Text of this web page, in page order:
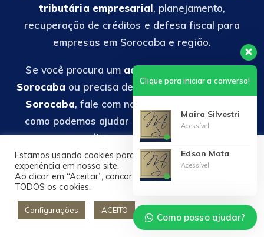
tributária empresarial, planejamento,
recuperação de créditos e defesa fiscal para
empresas em Sorocaba e região.
Se você procura um advogado tributarista
Sorocaba ou precisa de
consultoria tributária
Sorocaba, fale com nossa equipe e entenda
como podemos ajudar sua empresa com uma
análise personalizada.
Localização
Sorocaba/SP
Estamos usando cookies para oferecer a melhor
experiência em nosso site.
Ao clicar em “Aceitar”, concorda com a utilização de
TODOS os cookies.
Configurações ACEITO
Clique para iniciar a conversa!
Maira Silvestri
Acessível
Edson Mota
Acessível
Como posso ajudar?